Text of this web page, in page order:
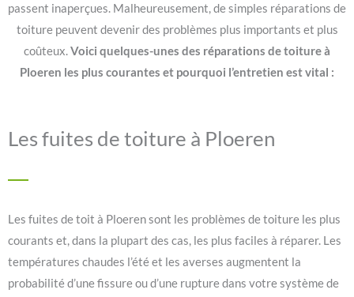
passent inaperçues. Malheureusement, de simples réparations de
toiture peuvent devenir des problèmes plus importants et plus
coûteux.Voici quelques-unes des réparations de toiture à
Ploeren les plus courantes et pourquoi l’entretien est vital :
Les fuites de toiture à Ploeren
Les fuites de toit à Ploeren sont les problèmes de toiture les plus
courants et, dans la plupart des cas, les plus faciles à réparer. Les
températures chaudes l’été et les averses augmentent la
probabilité d’une fissure ou d’une rupture dans votre système de